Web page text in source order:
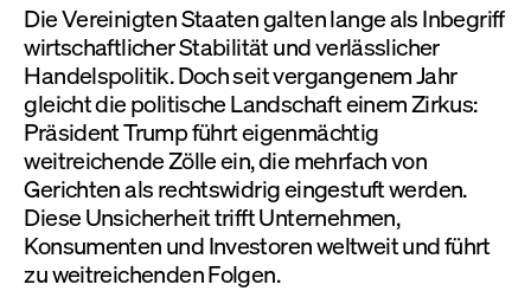
Die Vereinigten Staaten galten lange als Inbegriff
wirtschaftlicher Stabilität und verlässlicher
Handelspolitik. Doch seit vergangenem Jahr
gleicht die politische Landschaft einem Zirkus:
Präsident Trump führt eigenmächtig
weitreichende Zölle ein, die mehrfach von
Gerichten als rechtswidrig eingestuft werden.
Diese Unsicherheit trifft Unternehmen,
Konsumenten und Investoren weltweit und führt
zu weitreichenden Folgen.